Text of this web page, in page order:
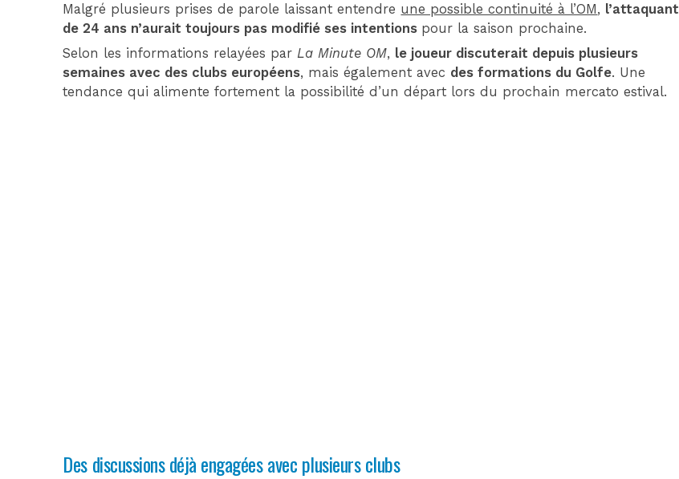
Malgré plusieurs prises de parole laissant entendre une possible continuité à l’OM, l’attaquant
de 24 ans n’aurait toujours pas modifié ses intentions pour la saison prochaine.
Selon les informations relayées par La Minute OM, le joueur discuterait depuis plusieurs
semaines avec des clubs européens, mais également avec des formations du Golfe. Une
tendance qui alimente fortement la possibilité d’un départ lors du prochain mercato estival.
Des discussions déjà engagées avec plusieurs clubs